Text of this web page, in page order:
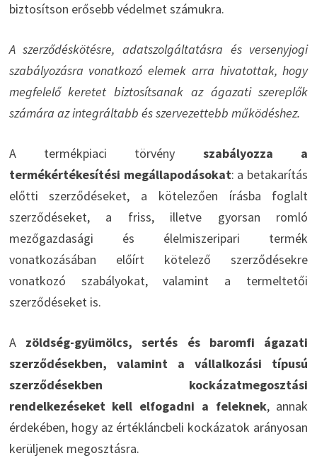
biztosítson erősebb védelmet számukra.
A szerződéskötésre, adatszolgáltatásra és versenyjogi
szabályozásra vonatkozó elemek arra hivatottak, hogy
megfelelő keretet biztosítsanak az ágazati szereplők
számára az integráltabb és szervezettebb működéshez.
A termékpiaci törvény szabályozza a
termékértékesítési megállapodásokat: a betakarítás
előtti szerződéseket, a kötelezően írásba foglalt
szerződéseket, a friss, illetve gyorsan romló
mezőgazdasági és élelmiszeripari termék
vonatkozásában előírt kötelező szerződésekre
vonatkozó szabályokat, valamint a termeltetői
szerződéseket is.
A zöldség-gyümölcs, sertés és baromfi ágazati
szerződésekben, valamint a vállalkozási típusú
szerződésekben kockázatmegosztási
rendelkezéseket kell elfogadni a feleknek, annak
érdekében, hogy az értékláncbeli kockázatok arányosan
kerüljenek megosztásra.